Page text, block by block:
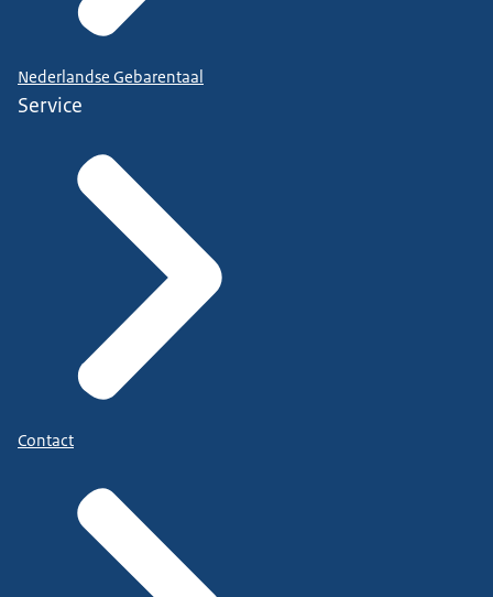
Nederlandse Gebarentaal
Service
Contact